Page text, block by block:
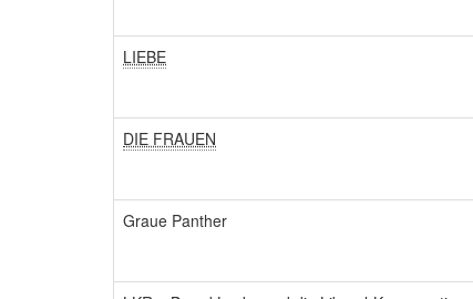
LIEBE
DIE FRAUEN
Graue Panther